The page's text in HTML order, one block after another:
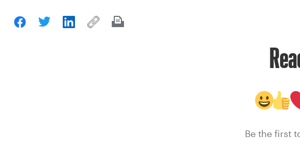
Be the first